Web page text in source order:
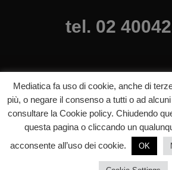
tel. 02
©2025 mediatica agenzia comunicazione
p.iva 06640840820 |
Mediatica fa uso di cookie, anche di
più, o negare il consenso a tutti o ad
consultare la Cookie policy. Chiudendo
questa pagina o cliccando un
acconsente all’uso dei cookie.
OK